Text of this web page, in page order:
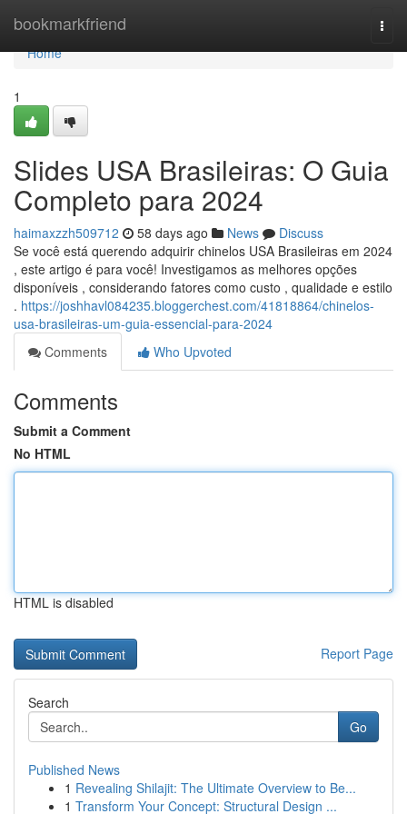
bookmarkfriend
Home
Home
1
Slides USA Brasileiras: O Guia
Completo para 2024
haimaxzzh509712 58 days ago News
Discuss
Se você está querendo adquirir chinelos USA Brasileiras em 2024
, este artigo é para você! Investigamos as melhores opções
disponíveis , considerando fatores como custo , qualidade e estilo
. https://joshhavl084235.bloggerchest.com/41818864/chinelos-
usa-brasileiras-um-guia-essencial-para-2024
Comments
Who Upvoted
Comments
Submit a Comment
No HTML
HTML is disabled
Report Page
Search
Go
Published News
1 Revealing Shilajit: The Ultimate Overview to Be...
1 Transform Your Concept: Structural Design ...